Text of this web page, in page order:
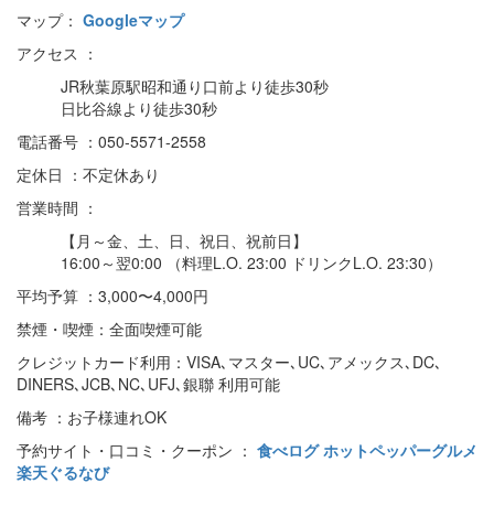
マップ： Googleマップ
アクセス ：
JR秋葉原駅昭和通り口前より徒歩30秒
日比谷線より徒歩30秒
電話番号 ：050-5571-2558
定休日 ：不定休あり
営業時間 ：
【月～金、土、日、祝日、祝前日】
16:00～翌0:00 （料理L.O. 23:00 ドリンクL.O. 23:30）
平均予算 ：3,000〜4,000円
禁煙・喫煙：全面喫煙可能
クレジットカード利用：VISA､マスター､UC､アメックス､DC､
DINERS､JCB､NC､UFJ､銀聯 利用可能
備考 ：お子様連れOK
予約サイト・口コミ・クーポン ： 食べログホットペッパーグルメ
楽天ぐるなび